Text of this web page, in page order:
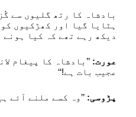
بادشاہ کا رتھ گلیوں سے
ہٹایا گیا اور کھڑکیوں
دیکھ رہے تھے کہ کیا ہونے
عورت: ’’بادشاہ کا پیغام
عجیب بات ہے!‘‘
پڑوسی: ’’وہ کسے ملنے آئے